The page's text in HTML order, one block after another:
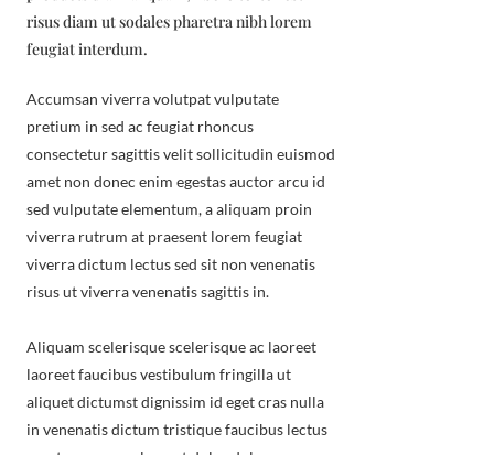
risus diam ut sodales pharetra nibh lorem
feugiat interdum.
Accumsan viverra volutpat vulputate
pretium in sed ac feugiat rhoncus
consectetur sagittis velit sollicitudin euismod
amet non donec enim egestas auctor arcu id
sed vulputate elementum, a aliquam proin
viverra rutrum at praesent lorem feugiat
viverra dictum lectus sed sit non venenatis
risus ut viverra venenatis sagittis in.
Aliquam scelerisque scelerisque ac laoreet
laoreet faucibus vestibulum fringilla ut
aliquet dictumst dignissim id eget cras nulla
in venenatis dictum tristique faucibus lectus